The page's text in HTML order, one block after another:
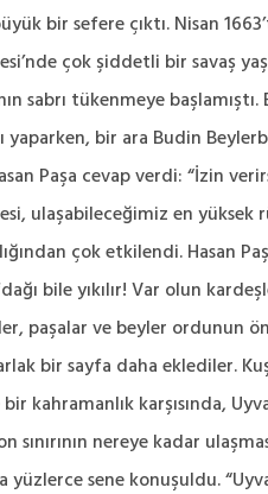
bir sefere çıktı. Nisan
çok şiddetli bir savaş
sabrı tükenmeye
yaparken, bir ara Budin
Paşa cevap verdi: “İzin
ulaşabileceğimiz en yüksek
çok etkilendi. Hasan
bile yıkılır! Var olun
paşalar ve beyler ordunun
bir sayfa daha eklediler.
karşısında,
sınırının nereye kadar
yüzlerce sene konuşuldu.